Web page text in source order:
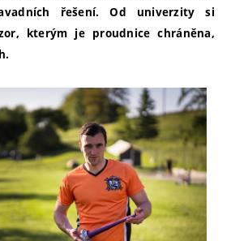
řešení. Od univerzity si
kterým je proudnice chráněna,